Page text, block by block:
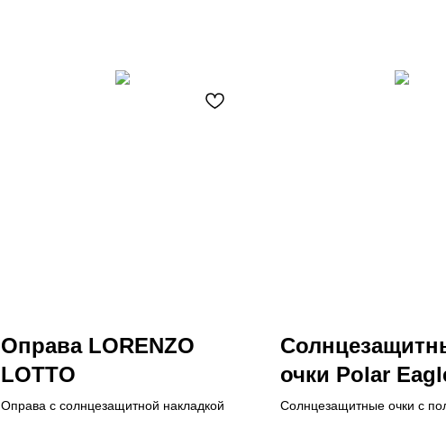
Оправа LORENZO
LOTTO
Оправа с солнцезащитной накладкой
очки Polar
Солнцезащитные очки с